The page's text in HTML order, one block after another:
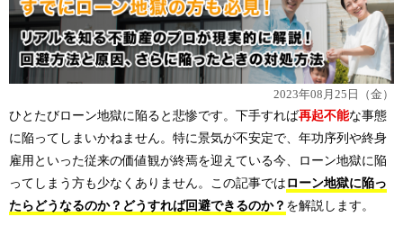
2023年08月25日（金）
ひとたびローン地獄に陥ると悲惨です。下手すれば再起不能な事態
に陥ってしまいかねません。特に景気が不安定で、年功序列や終身
雇用といった従来の価値観が終焉を迎えている今、ローン地獄に陥
ってしまう方も少なくありません。この記事では ローン地獄に陥っ
たらどうなるのか？どうすれば回避できるのか？ を解説します。